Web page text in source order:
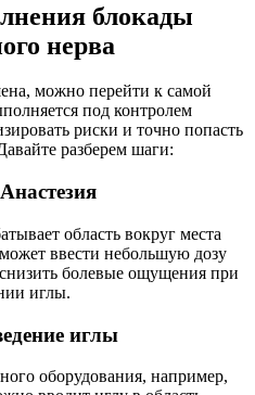
блокады
нерва
можно перейти к самой
под контролем
риски и точно попасть
разберем шаги:
область вокруг места
ввести небольшую дозу
болевые ощущения при
иглы.
иглы
оборудования, например,